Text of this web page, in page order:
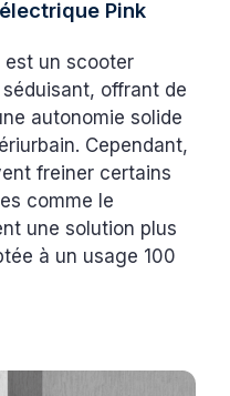
Pink
est un scooter
offrant de
autonomie solide
Cependant,
freiner certains
comme le
une solution plus
à un usage 100